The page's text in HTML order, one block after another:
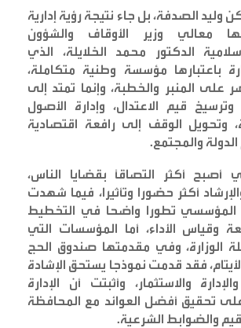
وليد الصدفة، بل جاء نتيجة رؤية إدارية
معالي وزير الأوقاف والشؤون
الدكتور محمد الخلايلة، الذي
باعتبارها مؤسسة وطنية متكاملة،
على المنبر والخطبة، وإنما تمتد إلى
قيم الاعتدال، وإدارة الأصول
وتحويل الوقف إلى رافعة اقتصادية
والمجتمع.
أصبح أكثر التصاقًا بقضايا الناس،
أكثر حضورا وتأثيرا، فيما شهدت
المؤسسي تطورا واضحا في التخطيط
وقياس الأداء، أما المؤسسات التي
الوزارة، وفي مقدمتها صندوق الحج
فقد قدمت نموذجا يستحق الإشادة
والاستثمار، وأثبتت أن الإدارة
تحقيق أفضل العوائد مع المحافظة
والضوابط الشرعية.